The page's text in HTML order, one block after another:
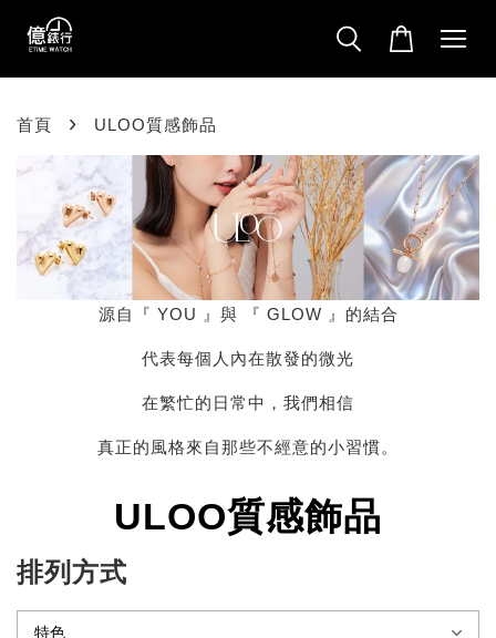
首頁 › ULOO質感飾品
源自『 YOU 』與 『 GLOW 』的結合
代表每個人內在散發的微光
在繁忙的日常中，我們相信
真正的風格來自那些不經意的小習慣。
ULOO質感飾品
排列方式